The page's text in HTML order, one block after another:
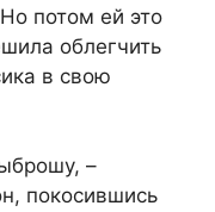
потом ей это
облегчить
в свою
–
покосившись